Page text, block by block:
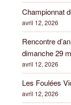
Championnat
avril 12, 2026
Rencontre
dimanche 29
avril 12, 2026
Les Foulées
avril 12, 2026